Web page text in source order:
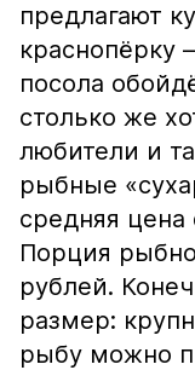
предлагают
краснопёрку
посола
столько же
любители и
рыбные
средняя цена
Порция
рублей.
размер:
рыбу можно